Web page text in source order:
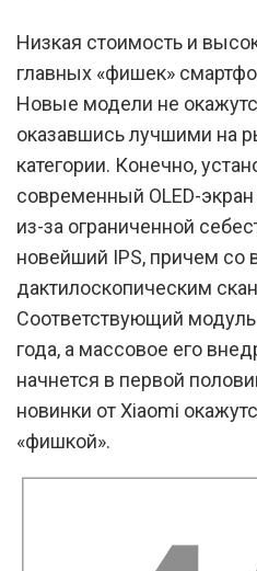
Низкая стоимость и
главных «фишек»
Новые модели не
оказавшись лучшими на
категории. Конечно,
современный OLED-
из-за ограниченной
новейший IPS, причем
дактилоскопическим
Соответствующий
года, а массовое его
начнется в первой
новинки от Xiaomi
«фишкой».